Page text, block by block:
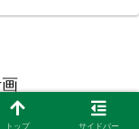
All Rights Reserved.
トップ サイドバー